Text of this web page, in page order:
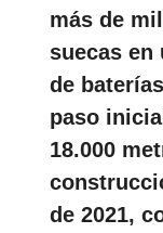
más de
suecas en
de
paso
18.000
de 2021,